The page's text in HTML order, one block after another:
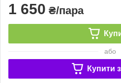
1 650 ₴/пара
або
Купити з